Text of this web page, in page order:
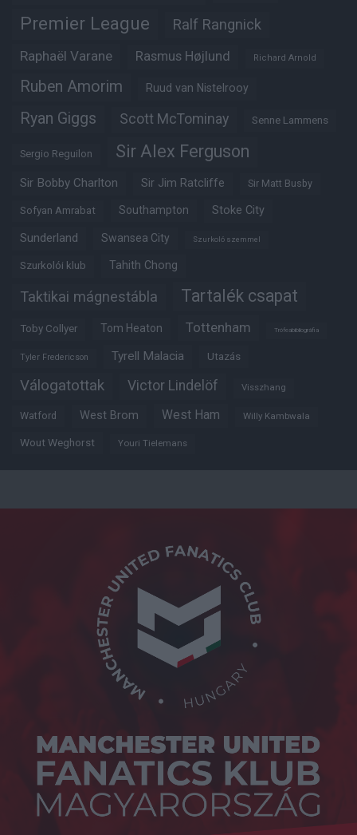
Premier League Ralf Rangnick
Raphaël Varane Rasmus Højlund Richard Arnold
Ruben Amorim Ruud van Nistelrooy
Ryan Giggs Scott McTominay Senne Lammens
Sergio Reguilon Sir Alex Ferguson
Sir Bobby Charlton Sir Jim Ratcliffe Sir Matt Busby
Sofyan Amrabat Southampton Stoke City
Sunderland Swansea City Szurkoló szemmel
Szurkolói klub Tahith Chong
Taktikai mágnestábla Tartalék csapat
Toby Collyer Tom Heaton Tottenham Trófeabibliográfia
Tyler Fredericson Tyrell Malacia Utazás
Válogatottak Victor Lindelöf Visszhang
Watford West Brom West Ham Willy Kambwala
Wout Weghorst Youri Tielemans